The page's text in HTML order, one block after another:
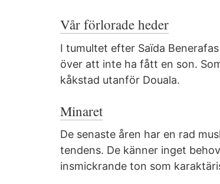
Vår förlorade heder
I tumultet efter Saïda
över att inte ha fått en son.
kåkstad utanför Douala.
Minaret
De senaste åren har en rad
tendens. De känner inget
insmickrande ton som